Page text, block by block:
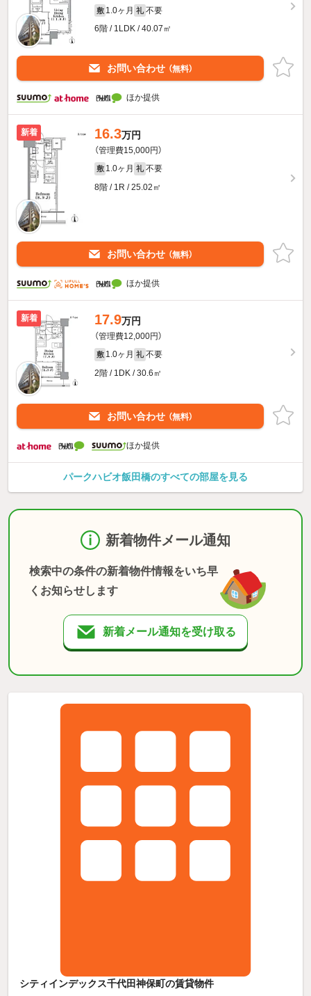
敷 1.0ヶ月 礼 不要
6階 / 1LDK / 40.07㎡
お問い合わせ （無料）
ほか提供
新着 16.3万円
（管理費15,000円）
敷 1.0ヶ月 礼 不要
8階 / 1R / 25.02㎡
お問い合わせ （無料）
ほか提供
新着 17.9万円
（管理費12,000円）
敷 1.0ヶ月 礼 不要
2階 / 1DK / 30.6㎡
お問い合わせ （無料）
ほか提供
パークハビオ飯田橋のすべての部屋を見る
新着物件メール通知
検索中の条件の新着物件情報をいち早
くお知らせします
新着メール通知を受け取る
シティインデックス千代田神保町の賃貸物件